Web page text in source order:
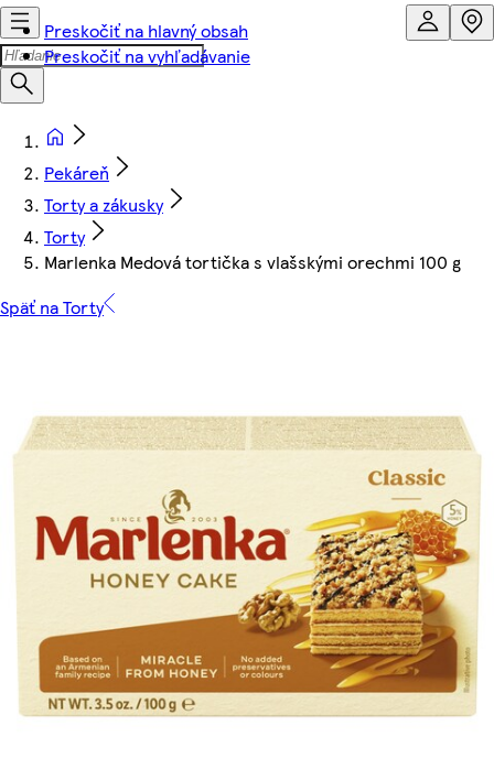
Preskočiť na hlavný obsah
Preskočiť na vyhľadávanie
Pekáreň
Torty a zákusky
Torty
Marlenka Medová tortička s vlašskými orechmi 100 g
Späť na Torty